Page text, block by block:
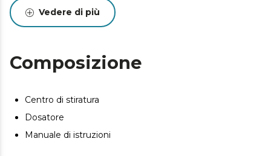
pressione di vapore continuo fino a 65 g/min.
SensorTouch: sensore tattile con tecnologia intelligente
Intelligent Total Control: controllo intuitivo e innovativo
temperatura secondo il tipo di tessuto.
BurstSteam System: getto di vapore da 230 g/min che
aiuta a eliminare le pieghe più difficili penetrando nel
Vedere di più
Composizione
Centro di stiratura
Dosatore
Manuale di istruzioni